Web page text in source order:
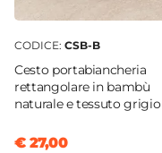
CODICE: CSB-B
Cesto portabiancheria
rettangolare in bambù
naturale e tessuto grigio
€ 27,00